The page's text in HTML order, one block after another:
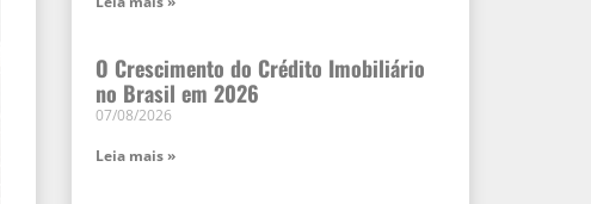
O Crescimento do Crédito Imobiliário
no Brasil em 2026
07/08/2026
Leia mais »